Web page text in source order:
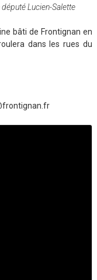
Lucien-Salette
bâti de Frontignan en
dans les rues du